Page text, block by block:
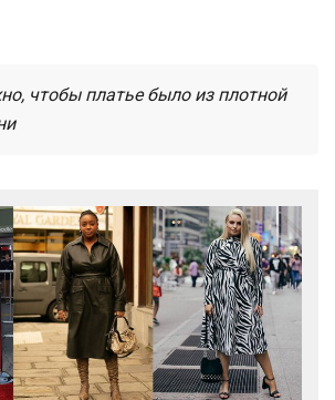
чтобы платье было из плотной